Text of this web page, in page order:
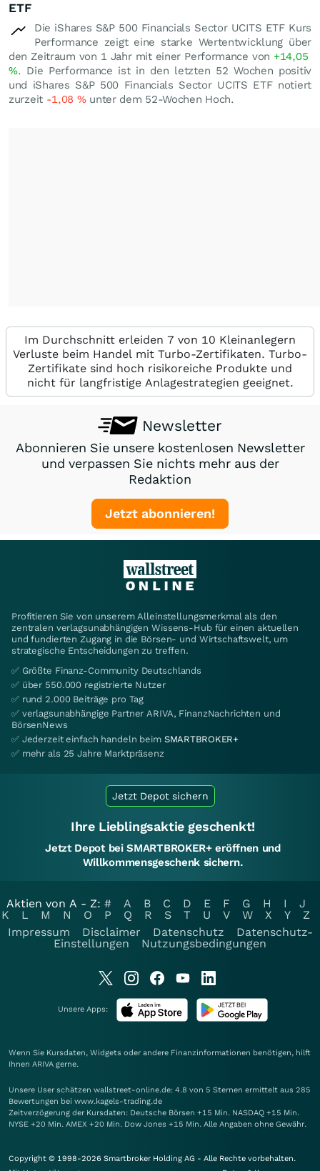
ETF
Die iShares S&P 500 Financials Sector UCITS ETF Kurs
Performance zeigt eine starke Wertentwicklung über
den Zeitraum von 1 Jahr mit einer Performance von +14,05
%. Die Performance ist in den letzten 52 Wochen positiv
und iShares S&P 500 Financials Sector UCITS ETF notiert
zurzeit -1,08 %unter dem 52-Wochen Hoch.
Im Durchschnitt erleiden 7 von 10 Kleinanlegern
Verluste beim Handel mit Turbo-Zertifikaten. Turbo-
Zertifikate sind hoch risikoreiche Produkte und
nicht für langfristige Anlagestrategien geeignet.
Newsletter
Abonnieren Sie unsere kostenlosen Newsletter
und verpassen Sie nichts mehr aus der
Redaktion
Jetzt abonnieren!
Profitieren Sie von unserem Alleinstellungsmerkmal als den
zentralen verlagsunabhängigen Wissens-Hub für einen aktuellen
und fundierten Zugang in die Börsen- und Wirtschaftswelt, um
strategische Entscheidungen zu treffen.
✅ Größte Finanz-Community Deutschlands
✅ über 550.000 registrierte Nutzer
✅ rund 2.000 Beiträge pro Tag
✅ verlagsunabhängige Partner ARIVA, FinanzNachrichten und
BörsenNews
✅ Jederzeit einfach handeln beim SMARTBROKER+
✅ mehr als 25 Jahre Marktpräsenz
Jetzt Depot sichern
Ihre Lieblingsaktie geschenkt!
Jetzt Depot bei SMARTBROKER+ eröffnen und
Willkommensgeschenk sichern.
Aktien von A - Z: # A B C D E F G H I
J
K
L M N O P Q R S T U V W X Y
Z
Impressum
Disclaimer Datenschutz
Datenschutz-
Einstellungen
Nutzungsbedingungen
Unsere Apps:
Wenn Sie Kursdaten, Widgets oder andere Finanzinformationen benötigen, hilft
Ihnen ARIVA gerne.
Unsere User schätzen wallstreet-online.de: 4.8 von 5 Sternen ermittelt aus 285
Bewertungen bei www.kagels-trading.de
Zeitverzögerung der Kursdaten: Deutsche Börsen +15 Min. NASDAQ +15 Min.
NYSE +20 Min. AMEX +20 Min. Dow Jones +15 Min. Alle Angaben ohne Gewähr.
Copyright © 1998-2026 Smartbroker Holding AG - Alle Rechte vorbehalten.